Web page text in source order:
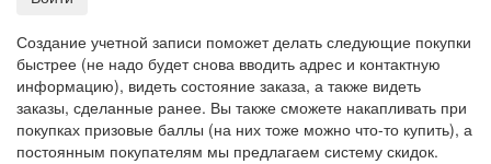
Создание учетной записи поможет делать следующие покупки
быстрее (не надо будет снова вводить адрес и контактную
информацию), видеть состояние заказа, а также видеть
заказы, сделанные ранее. Вы также сможете накапливать при
покупках призовые баллы (на них тоже можно что-то купить), а
постоянным покупателям мы предлагаем систему скидок.